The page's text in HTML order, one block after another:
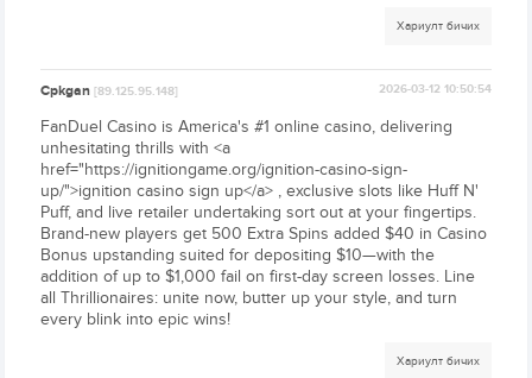
Хариулт бичих
Cpkgan[89.125.95.148] 2026-03-12 10:50:54
FanDuel Casino is America's #1 online casino, delivering
unhesitating thrills with <a
href="https://ignitiongame.org/ignition-casino-sign-
up/">ignition casino sign up</a> , exclusive slots like Huff N'
Puff, and live retailer undertaking sort out at your fingertips.
Brand-new players get 500 Extra Spins added $40 in Casino
Bonus upstanding suited for depositing $10—with the
addition of up to $1,000 fail on first-day screen losses. Line
all Thrillionaires: unite now, butter up your style, and turn
every blink into epic wins!
Хариулт бичих